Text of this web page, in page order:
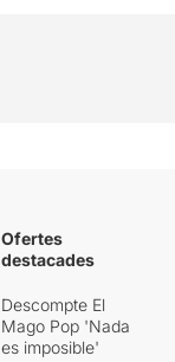
Ofertes
destacades
Descompte El
Mago Pop 'Nada
es imposible'